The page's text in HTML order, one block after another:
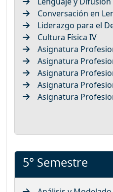
Conversación en
Liderazgo para el
Cultura Física IV
Asignatura
Asignatura
Asignatura
Asignatura
Asignatura
5° Semestre